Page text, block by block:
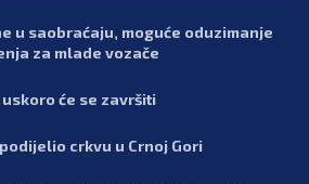
u saobraćaju, moguće oduzimanje
za mlade vozače
će se završiti
crkvu u Crnoj Gori